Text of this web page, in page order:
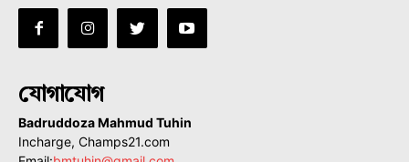
যোগাযোগ
Badruddoza Mahmud Tuhin
Incharge, Champs21.com